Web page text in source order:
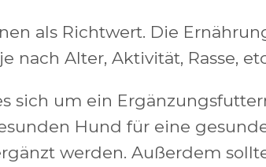
als Richtwert. Die
nach Alter, Aktivität, Rasse,
sich um ein
Hund für eine
werden. Außerdem